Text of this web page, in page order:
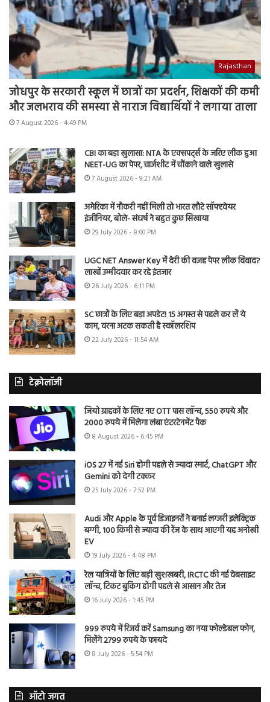
Rajasthan
जोधपुर के सरकारी स्कूल में छात्रों का प्रदर्शन, शिक्षकों की कमी
और जलभराव की समस्या से नाराज विद्यार्थियों ने लगाया ताला
7 August 2026 - 4:49 PM
CBI का बड़ा खुलासा: NTA के एक्सपर्ट्स के जरिए लीक हुआ
NEET-UG का पेपर, चार्जशीट में चौंकाने वाले खुलासे
7 August 2026 - 9:21 AM
अमेरिका में नौकरी नहीं मिली तो भारत लौटे सॉफ्टवेयर
इंजीनियर, बोले- संघर्ष ने बहुत कुछ सिखाया
29 July 2026 - 8:00 PM
UGC NET Answer Key में देरी की वजह पेपर लीक विवाद?
लाखों उम्मीदवार कर रहे इंतजार
26 July 2026 - 6:11 PM
SC छात्रों के लिए बड़ा अपडेट! 15 अगस्त से पहले कर लें ये
काम, वरना अटक सकती है स्कॉलरशिप
22 July 2026 - 11:54 AM
टेक्नोलॉजी
जियो ग्राहकों के लिए नए OTT पास लॉन्च, 550 रुपये और
2000 रुपये में मिलेगा लंबा एंटरटेनमेंट पैक
8 August 2026 - 6:45 PM
iOS 27 में नई Siri होगी पहले से ज्यादा स्मार्ट, ChatGPT और
Gemini को देगी टक्कर
25 July 2026 - 7:52 PM
Audi और Apple के पूर्व डिजाइनरों ने बनाई लग्जरी इलेक्ट्रिक
बग्गी, 100 किमी से ज्यादा की रेंज के साथ आएगी यह अनोखी
EV
19 July 2026 - 4:48 PM
रेल यात्रियों के लिए बड़ी खुशखबरी, IRCTC की नई वेबसाइट
लॉन्च, टिकट बुकिंग होगी पहले से आसान और तेज
16 July 2026 - 1:45 PM
999 रुपये में रिजर्व करें Samsung का नया फोल्डेबल फोन,
मिलेंगे 2799 रुपये के फायदे
8 July 2026 - 5:54 PM
ऑटो जगत